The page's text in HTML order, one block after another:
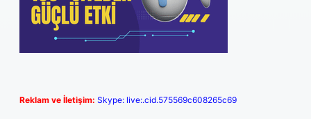
Reklam ve İletişim: Skype: live:.cid.575569c608265c69